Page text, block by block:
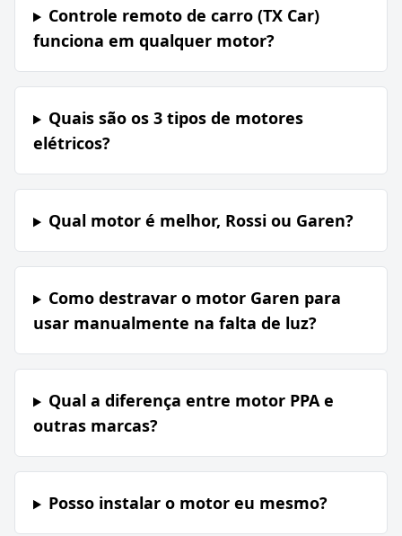
Controle remoto de carro (TX Car)
funciona em qualquer motor?
Quais são os 3 tipos de motores
elétricos?
Qual motor é melhor, Rossi ou Garen?
Como destravar o motor Garen para
usar manualmente na falta de luz?
Qual a diferença entre motor PPA e
outras marcas?
Posso instalar o motor eu mesmo?